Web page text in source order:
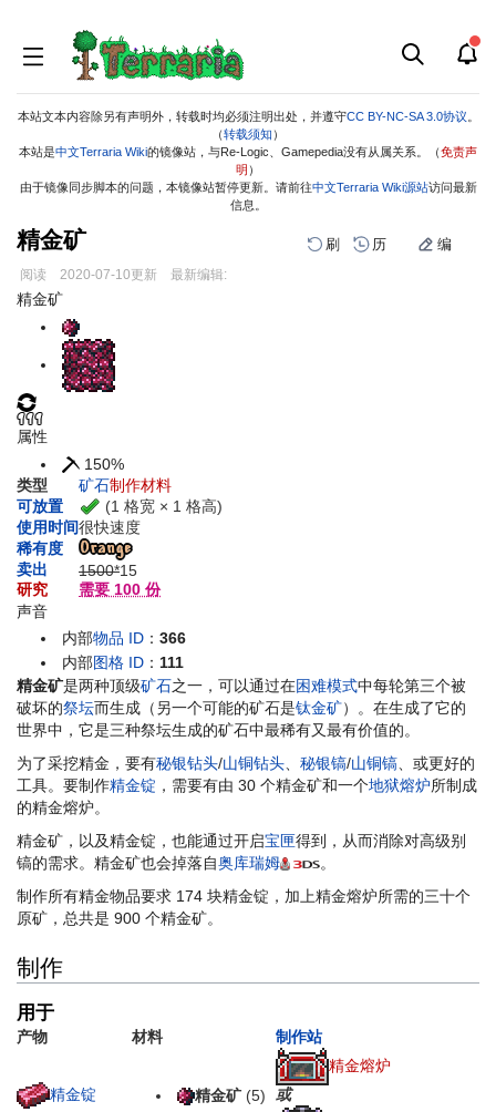
本站文本内容除另有声明外，转载时均必须注明出处，并遵守CC BY-NC-SA 3.0协议
（转载须知 ）
本站是中文Terraria Wiki的镜像站，与Re-Logic、Gamepedia没有从属关系。（免责声
明 ）
由于镜像同步脚本的问题，本镜像站暂停更新。请前往中文Terraria Wiki源站访问最新
信息。
精金矿 刷 历 编
阅读 2020-07-10更新 最新编辑:
跳
跳
精金矿
属性
150%
类型
矿石制作材料
可放置
(1 格宽 × 1 格高)
使用时间很快速度
稀有度
卖出
1500*15
研究
需要 100 份
声音
内部物品 ID ：366
内部图格 ID ： 111
精金矿是两种顶级矿石之一，可以通过在困难模式中每轮第三个被
破坏的祭坛而生成（另一个可能的矿石是钛金矿）。在生成了它的
世界中，它是三种祭坛生成的矿石中最稀有又最有价值的。
为了采挖精金，要有秘银钻头/山铜钻头 秘银镐/山铜镐 、或更好的
工具。要制作精金锭 ，需要有由 30 个精金矿和一个地狱熔炉所制成
的精金熔炉。
精金矿，以及精金锭，也能通过开启宝匣得到，从而消除对高级别
镐的需求。精金矿也会掉落自奥库瑞姆
。
制作所有精金物品要求 174 块精金锭，加上精金熔炉所需的三十个
原矿，总共是 900 个精金矿。
制作
用于
产物 材料 制作站
精金锭 精金矿 (5)
精金熔炉
或